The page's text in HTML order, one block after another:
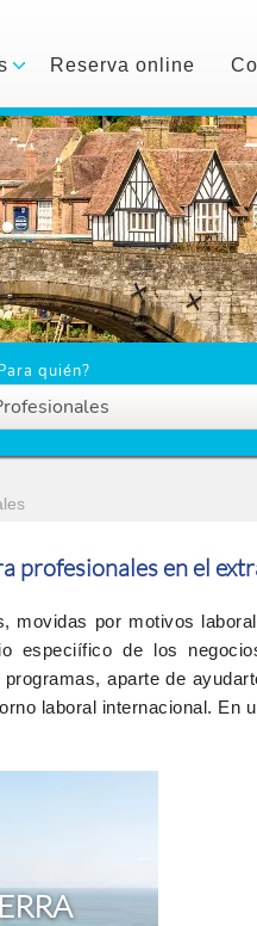
Reserva online
quién?
profesionales en el
movidas por motivos
especiífico de los
aparte de
laboral internacional. En